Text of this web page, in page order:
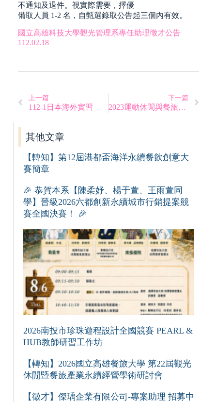
不通知及退件。視實際需要，擇優
備取人員 1-2 名，自甄選錄取公告起三個內有效。
國立高雄科技大學觀光管理系專任助理徵才公告
112.02.18
上一篇
112-1日本海外實習
下一篇
2023運動休閒與餐旅管理國際學術研討會
其他文章
【轉知】第12屆港都盃海洋永續餐飲創意大
賽簡章
🎉 恭賀本系【陳柔妤、楊于萱、王雨萱同
學】晉級2026六都創新永續城市行銷提案競
賽全國決賽！ 🎉
2026南投市珍珠遊程設計全國競賽 PEARL &
HUB教師研習工作坊
【轉知】2026國立高雄餐旅大學 第22屆觀光
休閒暨餐旅產業永續經營學術研討會
【徵才】傑瑀企業有限公司-專案助理 招募中